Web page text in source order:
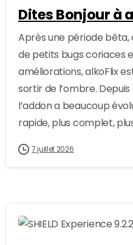
Dites Bonjour à
Après une période
de petits bugs coriaces
améliorations, alkoFlix
sortir de l’ombre.
l’addon a beaucoup
rapide, plus complet,
7 juillet 2026